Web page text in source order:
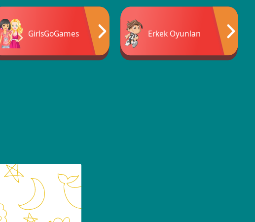
GirlsGoGames Erkek Oyunları